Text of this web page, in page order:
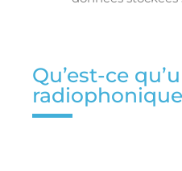
Qu’est-ce